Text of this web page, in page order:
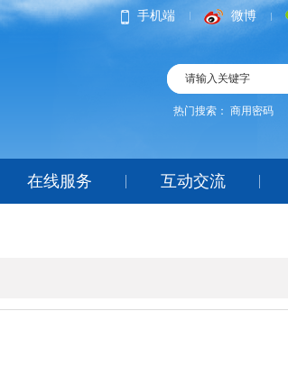
手机端 微博
热门搜索： 商用密码
在线服务 互动交流